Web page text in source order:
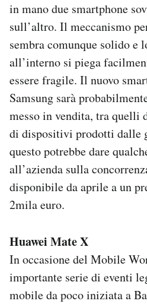
in mano due smartphone
sull’altro. Il meccanismo
sembra comunque solido e
all’interno si piega
essere fragile. Il nuovo
Samsung sarà
messo in vendita, tra quelli
di dispositivi prodotti dalle
questo potrebbe dare
all’azienda sulla
disponibile da aprile a un
2mila euro.
Huawei Mate X
In occasione del Mobile
importante serie di eventi
mobile da poco iniziata a